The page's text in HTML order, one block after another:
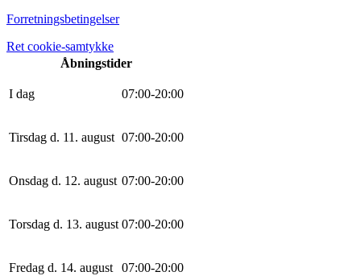
Forretningsbetingelser
Ret cookie-samtykke
Åbningstider
I dag 07:00-20:00
Tirsdag d. 11. august 07:00-20:00
Onsdag d. 12. august 07:00-20:00
Torsdag d. 13. august 07:00-20:00
Fredag d. 14. august 07:00-20:00